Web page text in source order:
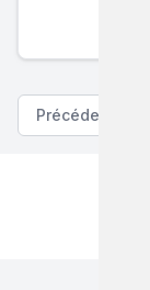
Précédent